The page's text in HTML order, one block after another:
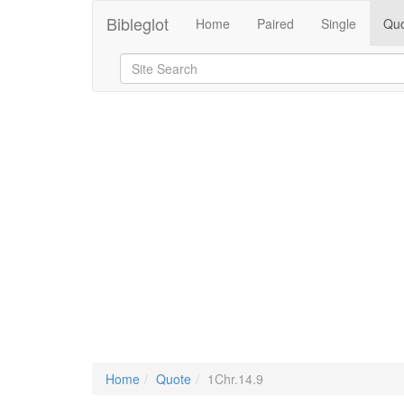
Bibleglot Home Paired Single
Home Quote 1Chr.14.9